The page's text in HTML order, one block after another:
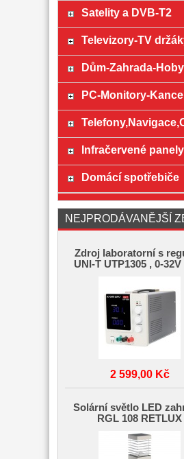
Satelity a DVB-T2
Televizory-TV
Dům-Zahrada-Hoby
PC-Monitory-
Infračervené panely
Domácí spotřebiče
NEJPRODÁVANĚJŠÍ
Zdroj laboratorní s
UNI-T UTP1305 , 0-32V
2 599,00 Kč
Solární světlo LED
RGL 108 RETLUX